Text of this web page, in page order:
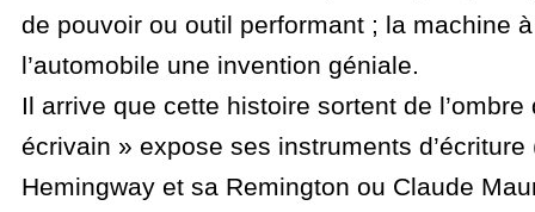
de pouvoir ou outil performant ; la machine
l’automobile une invention géniale.
Il arrive que cette histoire sortent de
écrivain » expose ses instruments d’écriture
Hemingway et sa Remington ou Claude